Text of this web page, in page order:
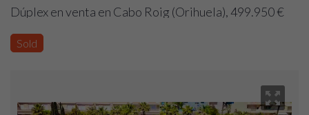
Dúplex en venta en Cabo Roig (Orihuela), 499.950 €
Sold